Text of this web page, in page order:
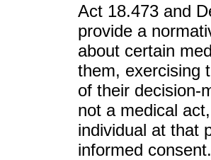
Act 18.473 and
provide a
about certain
them, exercising
of their decision-
not a medical
individual at that
informed consent.